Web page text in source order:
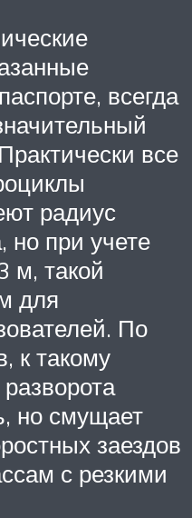
всегда
все
радиус
но при учете
м, такой
для
По
к такому
но смущает
заездов
с резкими